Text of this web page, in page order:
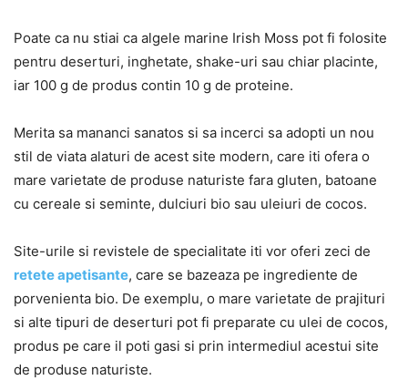
Poate ca nu stiai ca algele marine Irish Moss pot fi folosite
pentru deserturi, inghetate, shake-uri sau chiar placinte,
iar 100 g de produs contin 10 g de proteine.
Merita sa mananci sanatos si sa incerci sa adopti un nou
stil de viata alaturi de acest site modern, care iti ofera o
mare varietate de produse naturiste fara gluten, batoane
cu cereale si seminte, dulciuri bio sau uleiuri de cocos.
Site-urile si revistele de specialitate iti vor oferi zeci de
retete apetisante, care se bazeaza pe ingrediente de
porvenienta bio. De exemplu, o mare varietate de prajituri
si alte tipuri de deserturi pot fi preparate cu ulei de cocos,
produs pe care il poti gasi si prin intermediul acestui site
de produse naturiste.